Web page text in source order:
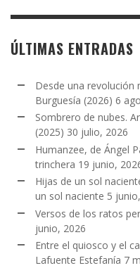
ÚLTIMAS ENTRADAS
Desde una revolución
Burguesía (2026) 6
Sombrero de nubes.
(2025) 30 julio, 2026
Humanzee, de Ángel
trinchera 19 junio,
Hijas de un sol
un sol naciente 5
Versos de los ratos
junio, 2026
Entre el quiosco y el
Lafuente Estefanía 7